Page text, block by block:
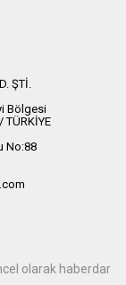
ŞTİ.
Bölgesi
TÜRKİYE
No:88
olarak haberdar